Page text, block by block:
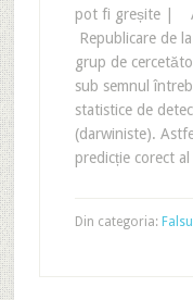
pot fi greșite |
Republicare de
grup de
sub semnul
statistice de
(darwiniste).
predicție corect
Din categoria: